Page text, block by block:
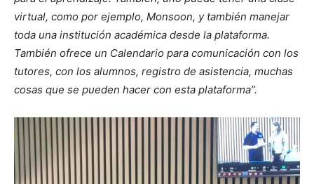
virtual, como por ejemplo, Monsoon, y también manejar
toda una institución académica desde la plataforma.
También ofrece un Calendario para comunicación con los
tutores, con los alumnos, registro de asistencia, muchas
cosas que se pueden hacer con esta plataforma”.